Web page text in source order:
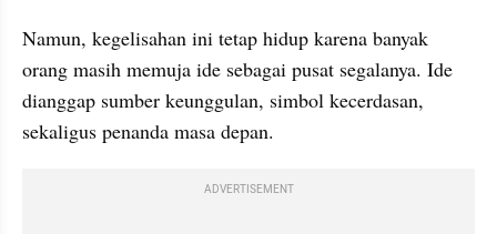
Namun, kegelisahan ini tetap hidup karena banyak
orang masih memuja ide sebagai pusat segalanya. Ide
dianggap sumber keunggulan, simbol kecerdasan,
sekaligus penanda masa depan.
ADVERTISEMENT